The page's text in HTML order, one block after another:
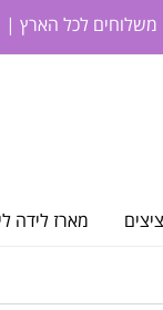
משלוחים לכל הארץ |
מארז לידה